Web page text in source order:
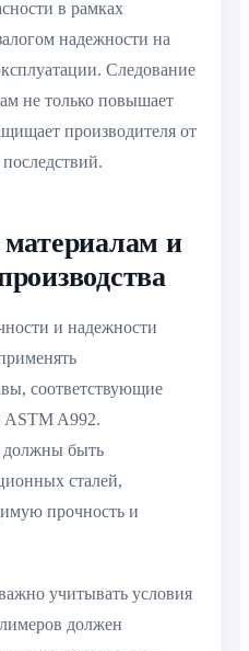
в рамках
надежности на
Следование
не только повышает
производителя от
и
и надежности
соответствующие
ASTM A992.
должны быть
сталей,
прочность и
учитывать условия
должен